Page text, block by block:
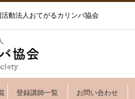
動法人おてがるカリンバ協会
登録講師一覧 お問い合わせ